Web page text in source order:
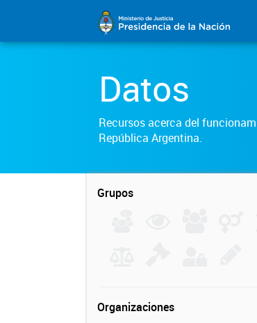
Datos
Recursos acerca del
República Argentina.
Grupos
Organizaciones